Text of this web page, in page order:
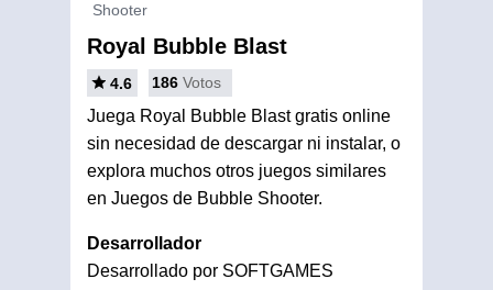
Shooter
Royal Bubble Blast
4.6 186 Votos
Juega Royal Bubble Blast gratis online
sin necesidad de descargar ni instalar, o
explora muchos otros juegos similares
en Juegos de Bubble Shooter.
Desarrollador
Desarrollado por SOFTGAMES